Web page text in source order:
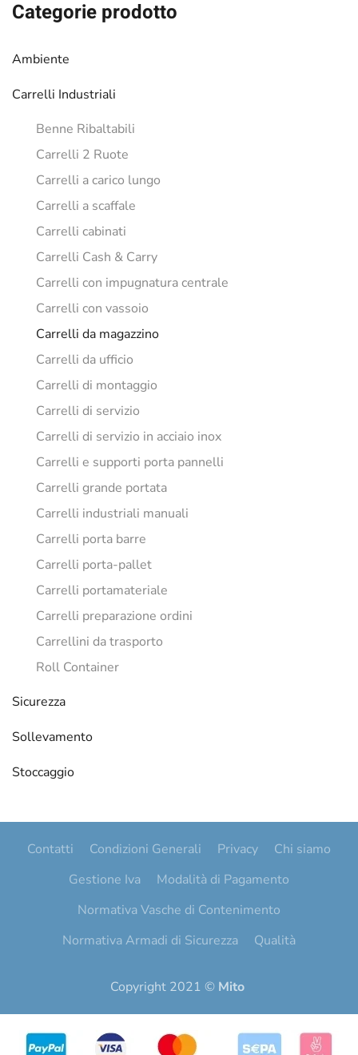
Categorie prodotto
Ambiente
Carrelli Industriali
Benne Ribaltabili
Carrelli 2 Ruote
Carrelli a carico lungo
Carrelli a scaffale
Carrelli cabinati
Carrelli Cash & Carry
Carrelli con impugnatura centrale
Carrelli con vassoio
Carrelli da magazzino
Carrelli da ufficio
Carrelli di montaggio
Carrelli di servizio
Carrelli di servizio in acciaio inox
Carrelli e supporti porta pannelli
Carrelli grande portata
Carrelli industriali manuali
Carrelli porta barre
Carrelli porta-pallet
Carrelli portamateriale
Carrelli preparazione ordini
Carrellini da trasporto
Roll Container
Sicurezza
Sollevamento
Stoccaggio
Contatti Condizioni Generali Privacy
Chi siamo
Gestione Iva
Modalità di Pagamento
Normativa Vasche di Contenimento
Normativa Armadi di Sicurezza
Qualità
Copyright 2021 © Mito